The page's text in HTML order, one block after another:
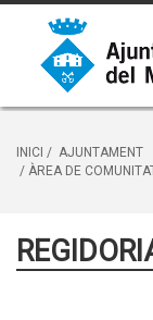
INICI / AJUNTAMENT
/ ÀREA DE